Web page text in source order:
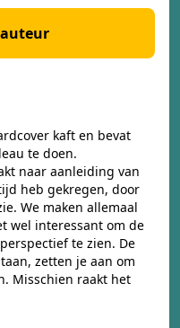
kaft en bevat
te doen.
naar aanleiding van
heb gekregen, door
We maken allemaal
wel interessant om de
te zien. De
zetten je aan om
Misschien raakt het